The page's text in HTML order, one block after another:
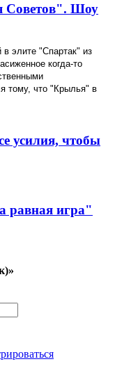
Советов". Шоу
элите "Спартак" из
когда-то
тому, что "Крылья" в
усилия, чтобы
равная игра"